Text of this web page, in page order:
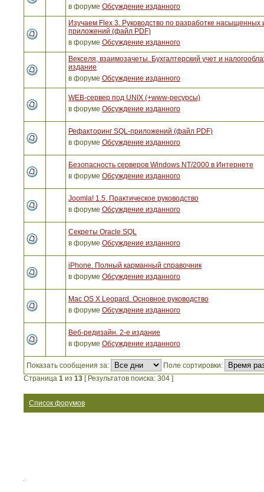
в форуме Обсуждение изданного
Изучаем Flex 3. Руководство по разработке насыщенных
приложений (файл PDF)
в форуме Обсуждение изданного
Векселя, взаимозачеты. Бухгалтерский учет и
издание
в форуме Обсуждение изданного
WEB-сервер под UNIX (+www-ресурсы)
в форуме Обсуждение изданного
Рефакторинг SQL-приложений (файл PDF)
в форуме Обсуждение изданного
Безопасность серверов Windows NT/2000 в Интернете
в форуме Обсуждение изданного
Joomla! 1.5. Практическое руководство
в форуме Обсуждение изданного
Секреты Oracle SQL
в форуме Обсуждение изданного
iPhone. Полный карманный справочник
в форуме Обсуждение изданного
Mac OS X Leopard. Основное руководство
в форуме Обсуждение изданного
Веб-редизайн. 2-е издание
в форуме Обсуждение изданного
Показать сообщения за:
Поле сортировки:
Страница 1 из 13 [ Результатов поиска: 304 ]
Список форумов